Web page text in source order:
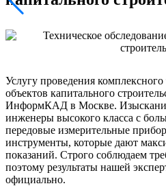
Услугу проведения
объектов капитального
ИнформКАД в Москве.
инженеры высокого класса с
передовые измерительные
инструменты, которые дают
показаний. Строго соблюдаем
поэтому результаты нашей
официально.